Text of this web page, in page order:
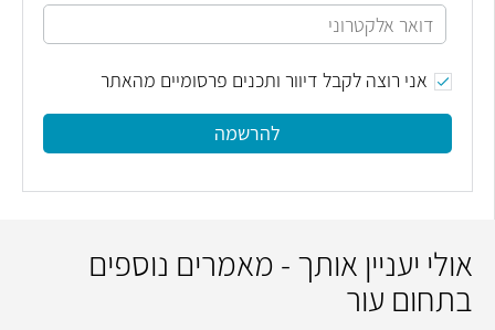
אני רוצה לקבל דיוור ותכנים פרסומיים מהאתר
להרשמה
אולי יעניין אותך - מאמרים נוספים
בתחום עור